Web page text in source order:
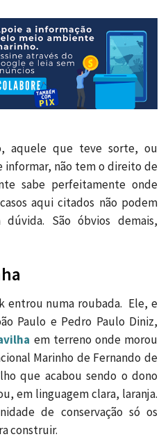
aquele que teve sorte, ou
informar, não tem o direito de
sabe perfeitamente onde
aqui citados não podem
São óbvios demais,
entrou numa roubada. Ele, e
Paulo e Pedro Paulo Diniz,
em terreno onde morou
Marinho de Fernando de
que acabou sendo o dono
em linguagem clara, laranja.
de conservação só os
construir.